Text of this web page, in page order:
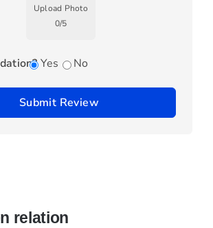
Upload Photo
0/5
Yes No
Submit Review
relation